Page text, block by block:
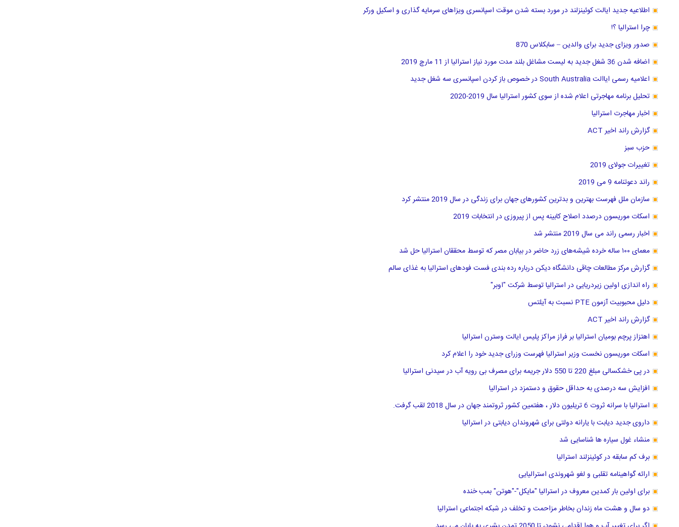
اطلاعیه جدید ایالت کوئینزلند در مورد بسته شدن موقت اسپانسری ویزاهای سرمایه گذاری و اسکیل ورکر
چرا استرالیا ؟!
صدور ویزای جدید برای والدین – سابکلاس 870
اضافه شدن 36 شغل جدید به لیست مشاغل بلند مدت مورد نیاز استرالیا از 11 مارچ 2019
اعلامیه رسمی ایاالت South Australia در خصوص باز کردن اسپانسری سه شغل جدید
تحلیل برنامه مهاجرتی اعلام شده از سوی کشور استرالیا سال 2019-2020
اخبار مهاجرت استرالیا
گزارش راند اخیر ACT
حزب سبز
تغییرات جولای 2019
راند دعوتنامه 9 می 2019
سازمان ملل فهرست بهترین و بدترین کشور‌های جهان برای زندگی در سال 2019 منتشر کرد
اسکات موریسون درصدد اصلاح کابینه پس از پیروزی در انتخابات 2019
اخبار رسمی راند می سال 2019 منتشر شد
معمای ۱۰۰ ساله خرده شیشه‌های زرد حاضر در بیابان مصر که توسط محققان استرالیا حل شد
گزارش مرکز مطالعات چاقی دانشگاه دیکن درباره رده بندی فست فودهای استرالیا به غذای سالم
راه اندازی اولین زیردریایی در استرالیا توسط شرکت "اوبر"
دلیل محبوبیت آزمون PTE نسبت به آیلتس
گزارش راند اخیر ACT
اهتزاز پرچم بومیان استرالیا بر فراز مراکز پلیس ایالت وسترن استرالیا
اسکات موریسون نخست وزیر استرالیا فهرست وزرای جدید خود را اعلام کرد
در پی خشکسالی مبلغ 220 تا 550 دلار جریمه برای مصرف بی رویه آب در سیدنی استرالیا
افزایش سه درصدی به حداقل حقوق و دستمزد در استرالیا
استرالیا با سرانه ثروت 6 تریلیون دلار ، هفتمین کشور ثروتمند جهان در سال 2018 لقب گرفت.
داروی جدید دیابت با یارانه دولتی برای شهروندان دیابتی در استرالیا
منشاء غول سیاره ها شناسایی شد
برف کم سابقه در کوئینزلند استرالیا
ارائه گواهینامه تقلبی و لغو شهروندی استرالیایی
برای اولین بار کمدین معروف در استرالیا "مایکل"-"هوتن" بمب خنده
دو سال و هشت ماه زندان بخاطر مزاحمت و تخلف در شبکه اجتماعی استرالیا